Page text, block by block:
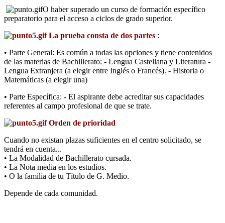
O haber superado un curso de formación específico
preparatorio para el acceso a ciclos de grado superior.
La prueba consta de dos partes :
• Parte General: Es común a todas las opciones y tiene contenidos
de las materias de Bachillerato: - Lengua Castellana y Literatura -
Lengua Extranjera (a elegir entre Inglés o Francés). - Historia o
Matemáticas (a elegir una)
• Parte Específica: - El aspirante debe acreditar sus capacidades
referentes al campo profesional de que se trate.
Orden de prioridad
Cuando no existan plazas suficientes en el centro solicitado, se
tendrá en cuenta...
• La Modalidad de Bachillerato cursada.
• La Nota media en los estudios.
• O la familia de tu Título de G. Medio.
Depende de cada comunidad.